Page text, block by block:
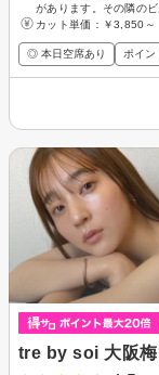
があります。その隣の
カット単価： ￥3,850～
◎ 本日空席あり ポイン
tre by soi 大阪梅